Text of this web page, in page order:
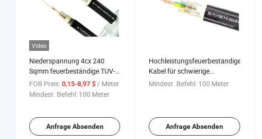
Video
Niederspannung 4cx 240
Sqmm feuerbeständige TUV-
und Kema-Zertifikat
ungeschirmtes Kabel zu
FOB Preis:0,15-8,97 $/ Meter
Mindest. Befehl: 100 Meter
Anfrage Absenden
Hochleistungsfeuerbeständige
Kabel für schwierige
Bedingungen
Mindest. Befehl: 100 Meter
Anfrage Absenden